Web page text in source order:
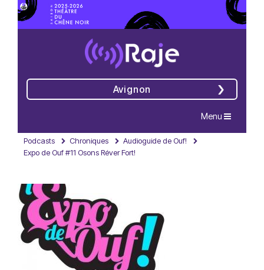
Avignon
Navigation
Menu
Podcasts Chroniques
Audioguide de Ouf!
Expo de Ouf #11 Osons Réver Fort!